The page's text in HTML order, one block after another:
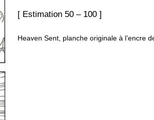
[ Estimation 50 – 100 ]
Heaven Sent, planche originale à l’encre